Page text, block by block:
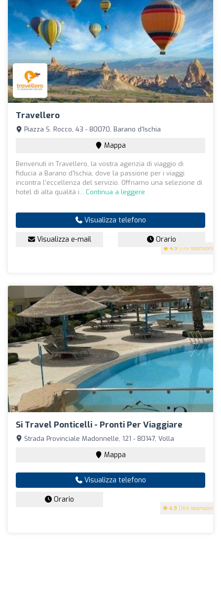
Travellero
4.9 (179 recensioni)
Piazza S. Rocco, 43 - 80070, Barano d'Ischia
Mappa
Benvenuti in Travellero, la vostra agenzia di viaggio di
fiducia a Barano d'Ischia, dove la passione per i viaggi
incontra l'eccellenza del servizio. Offriamo una selezione di
hotel di alta qualità i... Continua a leggere
Visualizza telefono
Visualizza e-mail Orario
Si Travel Ponticelli - Pronti Per Viaggiare
4.9 (164 recensioni)
Strada Provinciale Madonnelle, 121 - 80147, Volla
Mappa
Visualizza telefono
Orario